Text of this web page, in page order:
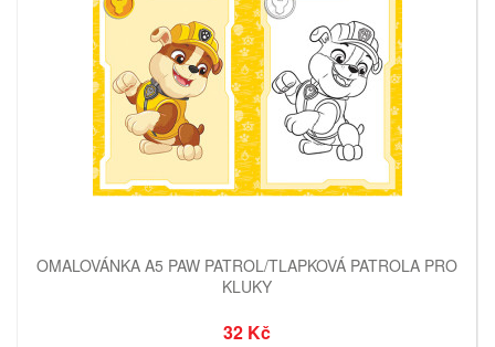
OMALOVÁNKA A5 PAW PATROL/TLAPKOVÁ PATROLA PRO
KLUKY
32 Kč